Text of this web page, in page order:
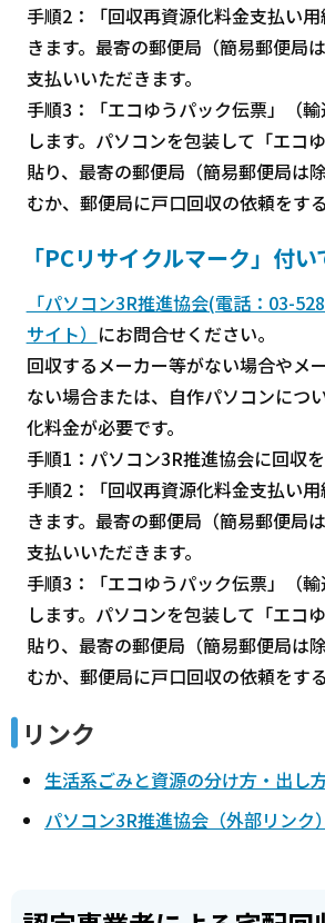
手順2：「回収再資源化料金支払い
きます。最寄の郵便局（簡易郵便局
支払いいただきます。
手順3：「エコゆうパック伝票」（
します。パソコンを包装して「エコ
貼り、最寄の郵便局（簡易郵便局は
むか、郵便局に戸口回収の依頼をする
「PCリサイクルマーク」付
「パソコン3R推進協会(電話：03-
サイト） にお問合せください。
回収するメーカー等がない場合やメ
ない場合または、自作パソコンにつ
化料金が必要です。
手順1：パソコン3R推進協会に回収を
手順2：「回収再資源化料金支払い
きます。最寄の郵便局（簡易郵便局
支払いいただきます。
手順3：「エコゆうパック伝票」（
します。パソコンを包装して「エコ
貼り、最寄の郵便局（簡易郵便局は
むか、郵便局に戸口回収の依頼をする
リンク
生活系ごみと資源の分け方・出し
パソコン3R推進協会（外部リンク